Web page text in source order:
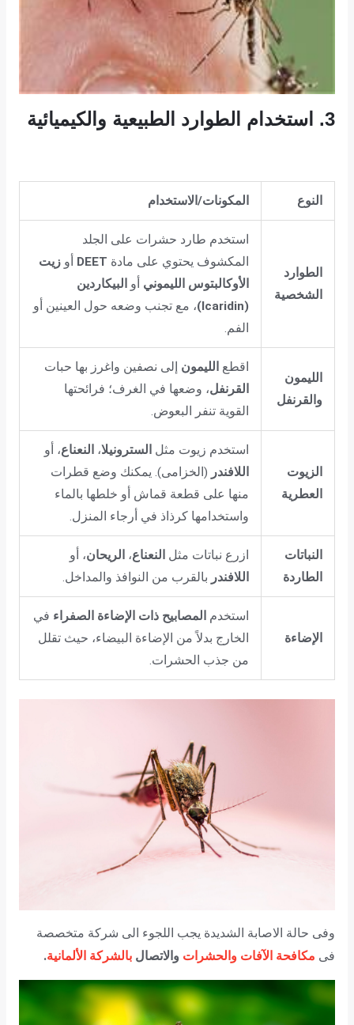
3. استخدام الطوارد الطبيعية والكيميائية
النوع المكونات/الاستخدام
الطوارد
الشخصية
استخدم طارد حشرات على الجلد
المكشوف يحتوي على مادة DEET أوزيت
الأوكالبتوس الليموني أو البيكاردين
(Icaridin)
، مع تجنب وضعه حول العينين أو
الفم.
الليمون
والقرنفل
اقطع الليمون إلى نصفين واغرز بها حبات
القرنفل، وضعها في الغرف؛ فرائحتها
القوية تنفر البعوض.
الزيوت
العطرية
استخدم زيوت مثل السترونيلا، النعناع، أو
اللافندر (الخزامى). يمكنك وضع قطرات
منها على قطعة قماش أو خلطها بالماء
واستخدامها كرذاذ في أرجاء المنزل.
النباتات
الطاردة
ازرع نباتات مثل النعناع، الريحان، أو
اللافندر بالقرب من النوافذ والمداخل.
الإضاءة
استخدم المصابيح ذات الإضاءة الصفراء في
الخارج بدلاً من الإضاءة البيضاء، حيث تقلل
من جذب الحشرات.
وفى حالة الاصابة الشديدة يجب اللجوء الى شركة متخصصة
فى مكافحة الآفات والحشرات والاتصال بالشركة الألمانية.